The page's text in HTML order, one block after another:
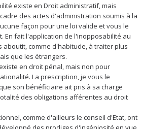
existe en Droit administratif, mais
des actes d'administration soumis à la
façon pour une loi valide et vous le
En fait l'application de l'inopposabilité au
aboutit, comme d'habitude, à traiter plus
que les étrangers.
en droit pénal, mais non pour
La prescription, je vous le
son bénéficiaire ait pris à sa charge
des obligations afférentes au droit
comme d'ailleurs le conseil d'Etat, ont